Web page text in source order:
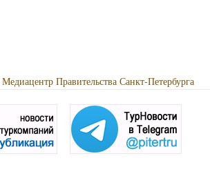
Медиацентр Правительства Санкт-Петербурга